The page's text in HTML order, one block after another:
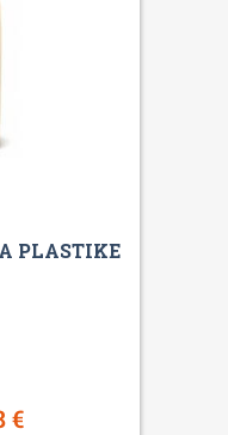
PLASTIKE
€